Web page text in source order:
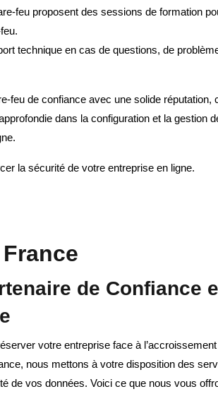
feu proposent des sessions de formation
technique en cas de questions, de
feu de confiance avec une solide
dans la configuration et la gestion
la sécurité de votre entreprise en ligne.
de Confiance
votre entreprise face à
nous mettons à votre disposition des
de vos données. Voici ce que nous vous